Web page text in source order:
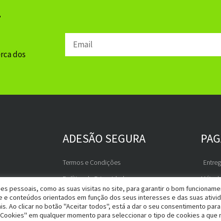
dos
Email
ADESÃO SEGURA
Termos e Condições
Política de Privacidade
RGPD
Livro de Reclamações
pessoais, como as suas visitas no site, para garantir o bom
conteúdos orientados em função dos seus interesses e das suas
Ao clicar no botão "Aceitar todos", está a dar o seu consentimento
em qualquer momento para seleccionar o tipo de cookies a que